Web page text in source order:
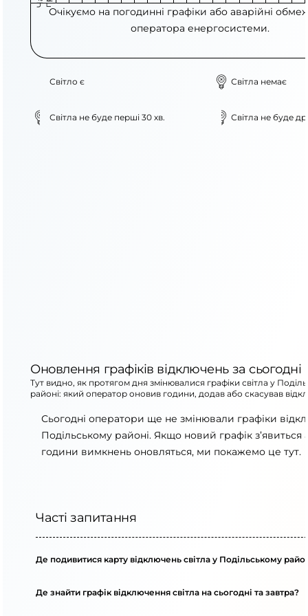
Очікуємо на погодинні графіки або аварійні
оператора енергосистеми.
Світло є Світла немає
Світла не буде перші 30 хв. Світла не буде
Оновлення графіків відключень за сьогодні
Тут видно, як протягом дня змінювалися графіки світла у
районі: який оператор оновив години, додав або скасував
Сьогодні оператори ще не змінювали графіки
Подільському районі. Якщо новий графік з’явиться
години вимкнень оновляться, ми покажемо це тут.
Часті запитання
Де подивитися карту відключень світла у Подільському
Де знайти графік відключення світла на сьогодні та завтра?